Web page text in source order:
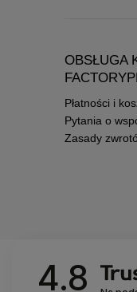
OBSŁUGA
Płatności i
Pytania o
Zasady
4.8